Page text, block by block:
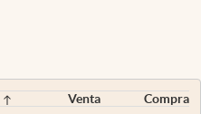
Venta
Compra